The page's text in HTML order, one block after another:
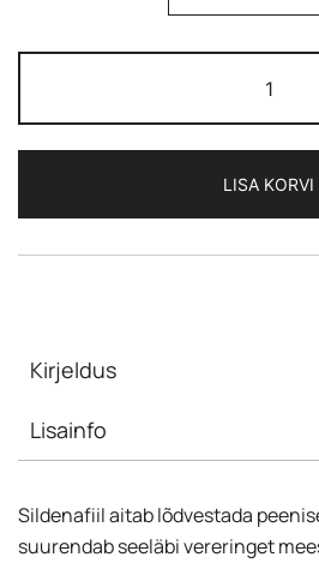
Soft
-
kogus
LISA KORVI
Kirjeldus
Lisainfo
Sildenafiil aitab lõdvestada
suurendab seeläbi vereringet